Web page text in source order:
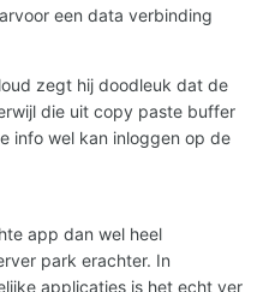
een data verbinding
zegt hij doodleuk dat de
die uit copy paste buffer
info wel kan inloggen op de
app dan wel heel
park erachter. In
applicaties is het echt ver